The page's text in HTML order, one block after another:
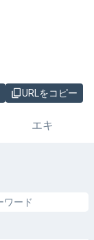
URLをコピー
エキ